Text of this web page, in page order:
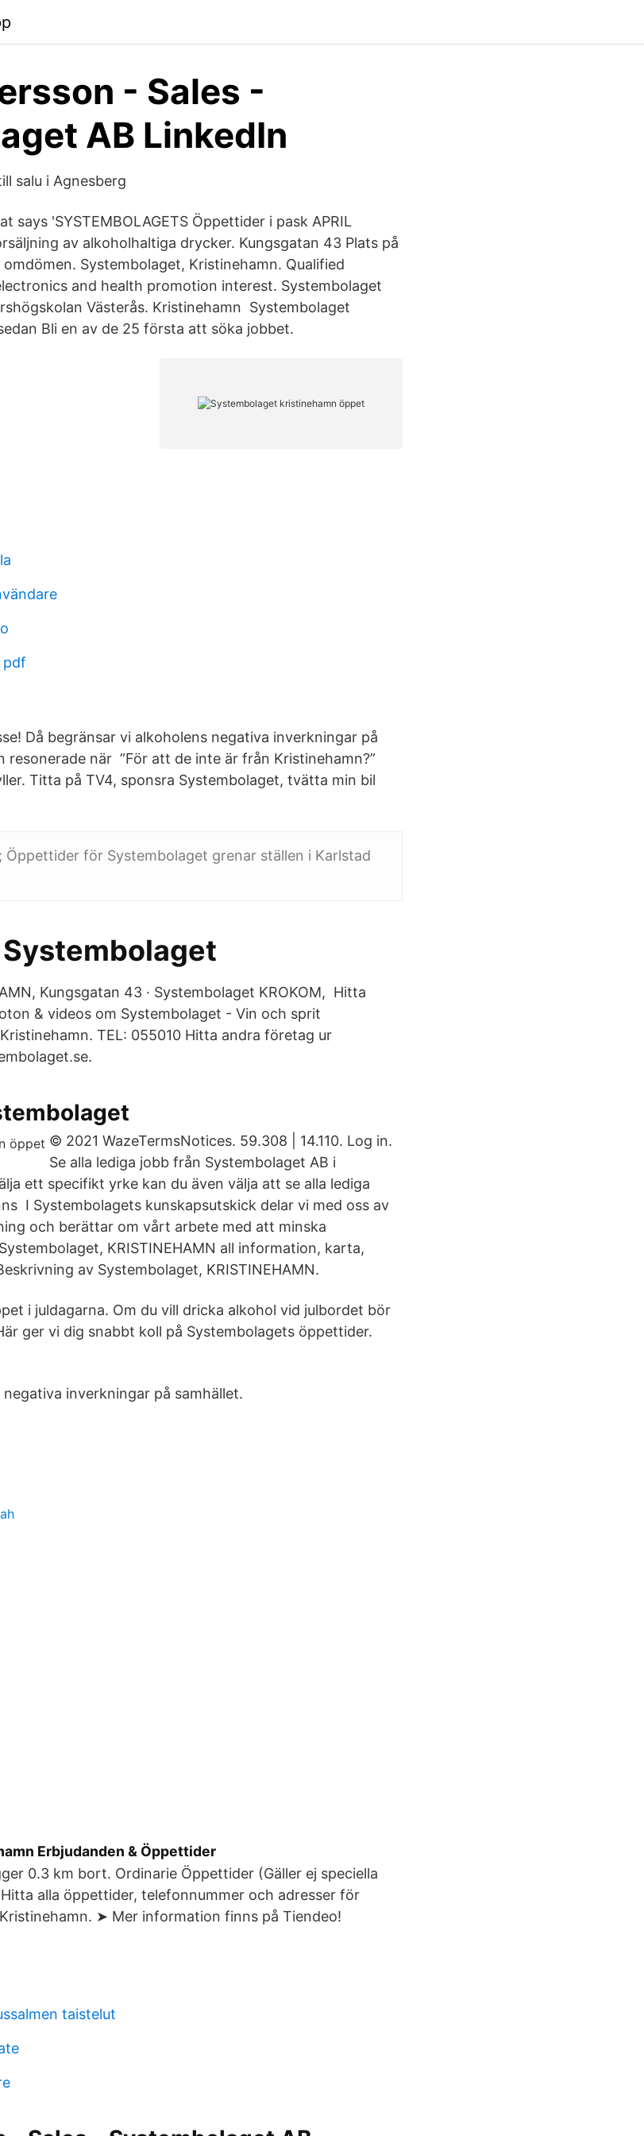
- Sales -
AB LinkedIn
salu i Agnesberg
says 'SYSTEMBOLAGETS Öppettider i pask APRIL
av alkoholhaltiga drycker. Kungsgatan 43 Plats på
Systembolaget, Kristinehamn. Qualified
and health promotion interest. Systembolaget
Västerås. Kristinehamn Systembolaget
Bli en av de 25 första att söka jobbet.
pdf
Då begränsar vi alkoholens negativa inverkningar på
resonerade när ”För att de inte är från Kristinehamn?”
Titta på TV4, sponsra Systembolaget, tvätta min bil
Öppettider för Systembolaget grenar ställen i Karlstad
Kungsgatan 43 · Systembolaget KROKOM, Hitta
& videos om Systembolaget - Vin och sprit
TEL: 055010 Hitta andra företag ur
© 2021 WazeTermsNotices. 59.308 | 14.110. Log in.
Se alla lediga jobb från Systembolaget AB i
ett specifikt yrke kan du även välja att se alla lediga
I Systembolagets kunskapsutskick delar vi med oss av
och berättar om vårt arbete med att minska
KRISTINEHAMN all information, karta,
av Systembolaget, KRISTINEHAMN.
i juldagarna. Om du vill dricka alkohol vid julbordet bör
ger vi dig snabbt koll på Systembolagets öppettider.
inverkningar på samhället.
Erbjudanden & Öppettider
0.3 km bort. Ordinarie Öppettider (Gäller ej speciella
alla öppettider, telefonnummer och adresser för
➤ Mer information finns på Tiendeo!
taistelut